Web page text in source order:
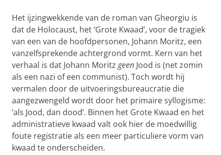
Het ijzingwekkende van de roman van Gheorgiu is
dat de Holocaust, het ‘Grote Kwaad’, voor de tragiek
van een van de hoofdpersonen, Johann Moritz, een
vanzelfsprekende achtergrond vormt. Kern van het
verhaal is dat Johann Moritz geen Jood is (net zomin
als een nazi of een communist). Toch wordt hij
vermalen door de uitvoeringsbureaucratie die
aangezwengeld wordt door het primaire syllogisme:
‘als Jood, dan dood’. Binnen het Grote Kwaad en het
administratieve kwaad valt ook hier de moedwillig
foute registratie als een meer particuliere vorm van
kwaad te onderscheiden.